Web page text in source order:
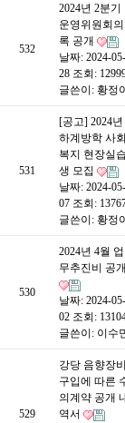
532
2024년 2분기
운영위원회의
록 공개
날짜: 2024-05-
28 조회:
글쓴이: 황정
531
[공고] 2024년
하계방학 사회
복지 현장실습
생 모집
날짜: 2024-05-
07 조회:
글쓴이: 황정
530
2024년 4월 업
무추진비 공개
날짜: 2024-05-
02 조회:
글쓴이: 이수
529
강당 음향장비
구입에 따른
의계약 공개
역서